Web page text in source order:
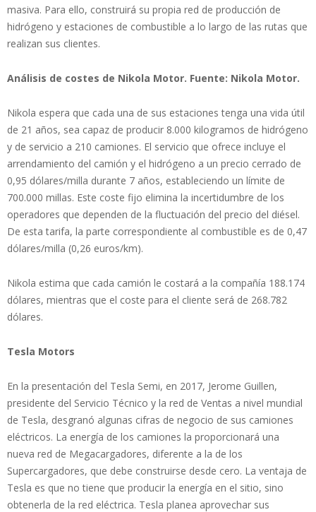
masiva. Para ello, construirá su propia red de producción de
hidrógeno y estaciones de combustible a lo largo de las rutas que
realizan sus clientes.
Análisis de costes de Nikola Motor. Fuente: Nikola Motor.
Nikola espera que cada una de sus estaciones tenga una vida útil
de 21 años, sea capaz de producir 8.000 kilogramos de hidrógeno
y de servicio a 210 camiones. El servicio que ofrece incluye el
arrendamiento del camión y el hidrógeno a un precio cerrado de
0,95 dólares/milla durante 7 años, estableciendo un límite de
700.000 millas. Este coste fijo elimina la incertidumbre de los
operadores que dependen de la fluctuación del precio del diésel.
De esta tarifa, la parte correspondiente al combustible es de 0,47
dólares/milla (0,26 euros/km).
Nikola estima que cada camión le costará a la compañía 188.174
dólares, mientras que el coste para el cliente será de 268.782
dólares.
Tesla Motors
En la presentación del Tesla Semi, en 2017, Jerome Guillen,
presidente del Servicio Técnico y la red de Ventas a nivel mundial
de Tesla, desgranó algunas cifras de negocio de sus camiones
eléctricos. La energía de los camiones la proporcionará una
nueva red de Megacargadores, diferente a la de los
Supercargadores, que debe construirse desde cero. La ventaja de
Tesla es que no tiene que producir la energía en el sitio, sino
obtenerla de la red eléctrica. Tesla planea aprovechar sus